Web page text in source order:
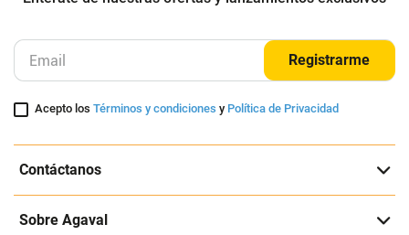
Registrarme
Acepto losTérminos y condiciones y Política de Privacidad
Contáctanos
Sobre Agaval